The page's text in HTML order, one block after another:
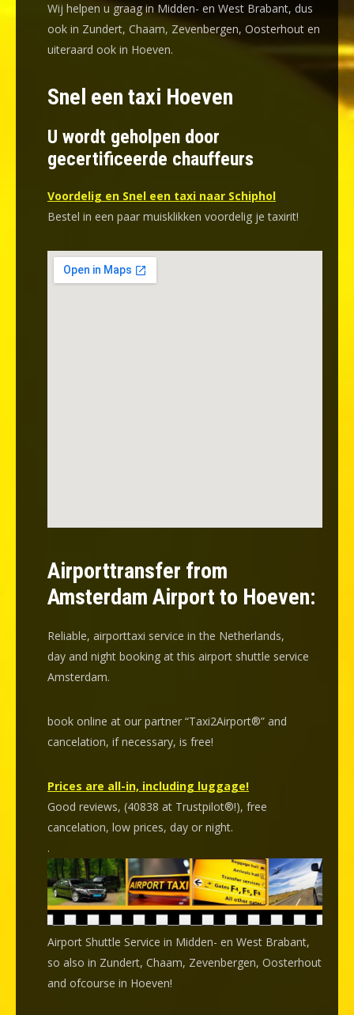
Wij helpen u graag in Midden- en West Brabant, dus
ook in Zundert, Chaam, Zevenbergen, Oosterhout en
uiteraard ook in Hoeven.
Snel een taxi Hoeven
U wordt geholpen door
gecertificeerde chauffeurs
Voordelig en Snel een taxi naar Schiphol
Bestel in een paar muisklikken voordelig je taxirit!
Airporttransfer from
Amsterdam Airport to Hoeven:
Reliable, airporttaxi service in the Netherlands,
day and night booking at this airport shuttle service
Amsterdam.
book online at our partner “Taxi2Airport®” and
cancelation, if necessary, is free!
Prices are all-in, including luggage!
Good reviews, (40838 at Trustpilot®!), free
cancelation, low prices, day or night.
.
Airport Shuttle Service in Midden- en West Brabant,
so also in Zundert, Chaam, Zevenbergen, Oosterhout
and ofcourse in Hoeven!